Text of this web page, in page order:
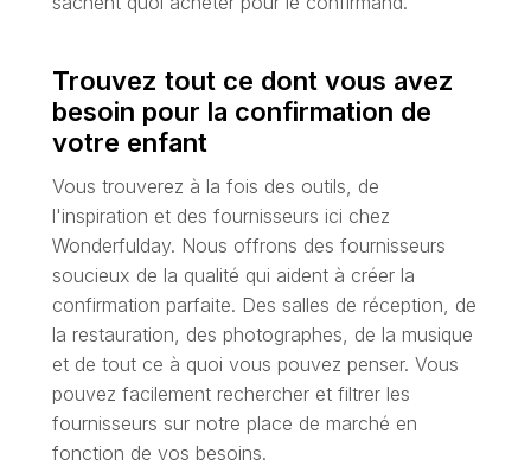
Trouvez tout ce dont vous avez
besoin pour la confirmation de
votre enfant
Vous trouverez à la fois des outils, de
l'inspiration et des fournisseurs ici chez
Wonderfulday. Nous offrons des fournisseurs
soucieux de la qualité qui aident à créer la
confirmation parfaite. Des salles de réception, de
la restauration, des photographes, de la musique
et de tout ce à quoi vous pouvez penser. Vous
pouvez facilement rechercher et filtrer les
fournisseurs sur notre place de marché en
fonction de vos besoins.